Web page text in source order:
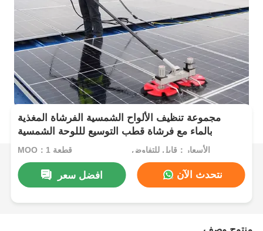
مجموعة تنظيف الألواح الشمسية الفرشاة المغذية
بالماء مع فرشاة قطب التوسيع لللوحة الشمسية
MOQ：1 قطعة الأسعار：قابل للتفاوض
افضل سعر نتحدث الآن